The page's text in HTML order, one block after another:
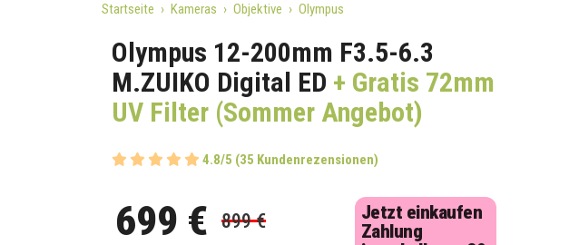
Startseite Kameras Objektive Olympus
Olympus 12-200mm F3.5-6.3
M.ZUIKO Digital ED + Gratis 72mm
UV Filter (Sommer Angebot)
4.8/5 (35 Kundenrezensionen)
699 € 899 €
Jetzt einkaufen
Zahlung